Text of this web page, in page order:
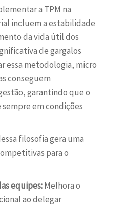
a TPM na
incluem a estabilidade
da vida útil dos
de gargalos
essa metodologia, micro
conseguem
garantindo que o
em condições
filosofia gera uma
para o
equipes:Melhora o
ao delegar